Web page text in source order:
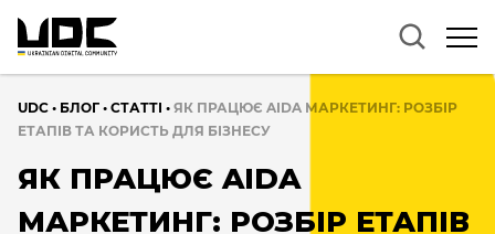
UDC • БЛОГ • CТАТТІ • ЯК ПРАЦЮЄ AIDA МАРКЕТИНГ: РОЗБІР
ЕТАПІВ ТА КОРИСТЬ ДЛЯ БІЗНЕСУ
ЯК ПРАЦЮЄ AIDA
МАРКЕТИНГ: РОЗБІР ЕТАПІВ